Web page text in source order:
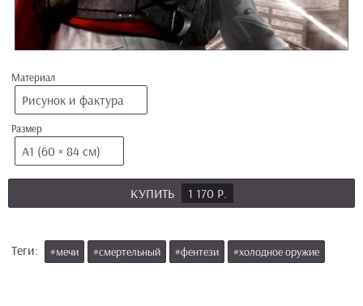
Материал
Рисунок и фактура
Размер
А1 (60 × 84 см)
КУПИТЬ 1 170 Р.
Теги: #мечи #смертельный #фентези #холодное оружие